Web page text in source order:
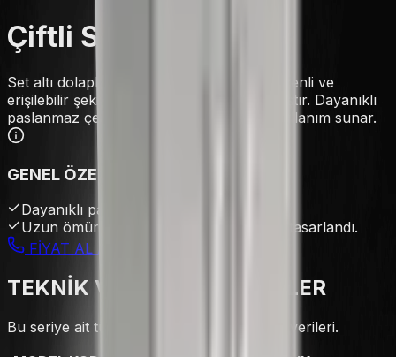
Çiftli Set Altı Dolap
Set altı dolaplar, mutfak ekipmanlarını düzenli ve
erişilebilir şekilde saklamak için tasarlanmıştır. Dayanıklı
paslanmaz çelik gövde ile uzun ömürlü kullanım sunar.
GENEL ÖZELLİKLER
Dayanıklı paslanmaz çelik gövde.
Uzun ömürlü profesyonel kullanım için tasarlandı.
FİYAT AL / İLETİŞİM
TEKNİK VERİLER & MODELLER
Bu seriye ait tüm modellerin detaylı teknik verileri.